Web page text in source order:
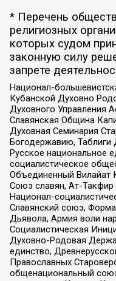
* Перечень
религиозных
которых судом
законную силу
запрете
Национал-
Кубанской Духовно
Духовного Управления
Славянская Община
Духовная Семинария
Богодержавию, Таблиги
Русское национальное
социалистическое
Объединенный Вилайат
Союз славян, Ат-
Национал-
Славянский союз,
Дьявола, Армия воли
Социалистическая
Духовно-Родовая
единство,
Православных
общенациональный